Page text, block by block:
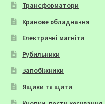
Трансформатори
Кранове обладнання
Електричні магніти
Рубильники
Запобіжники
Ящики та щити